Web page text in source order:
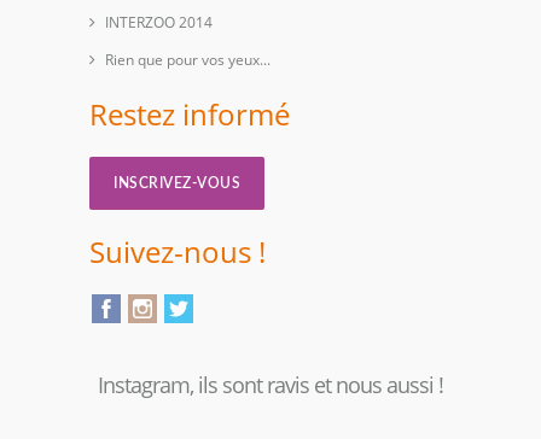
INTERZOO 2014
Rien que pour vos yeux...
Restez informé
INSCRIVEZ-VOUS
Suivez-nous !
Instagram, ils sont ravis et nous aussi !